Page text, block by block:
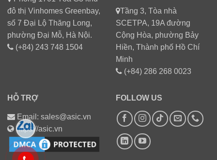
đô thị Vinhomes Greenbay,
số 7 Đại Lộ Thăng Long,
phường Đại Mỗ, Hà Nội.
(+84) 243 748 1504
Tầng 3, Tòa nhà
SCETPA, 19A đường
Cộng Hòa, phường Bảy
Hiền, Thành phố Hồ Chí
Minh
(+84) 286 268 0023
HỖ TRỢ
Email: sales@asic.vn
https://asic.vn
FOLLOW US